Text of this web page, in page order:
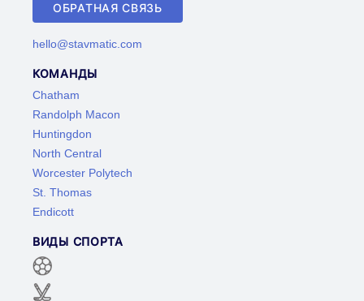
ОБРАТНАЯ СВЯЗЬ
hello@stavmatic.com
КОМАНДЫ
Chatham
Randolph Macon
Huntingdon
North Central
Worcester Polytech
St. Thomas
Endicott
ВИДЫ СПОРТА